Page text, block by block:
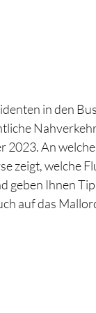
in den
An
zeigt, welche
geben Ihnen
auf das